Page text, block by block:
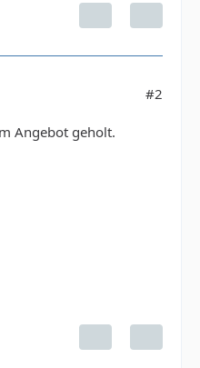
#2
Angebot geholt.